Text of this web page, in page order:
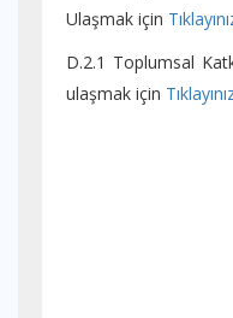
Ulaşmak için
D.2.1 Toplumsal
ulaşmak için